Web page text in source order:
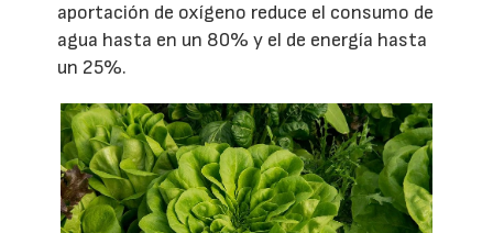
aportación de oxígeno reduce el consumo de
agua hasta en un 80% y el de energía hasta
un 25%.